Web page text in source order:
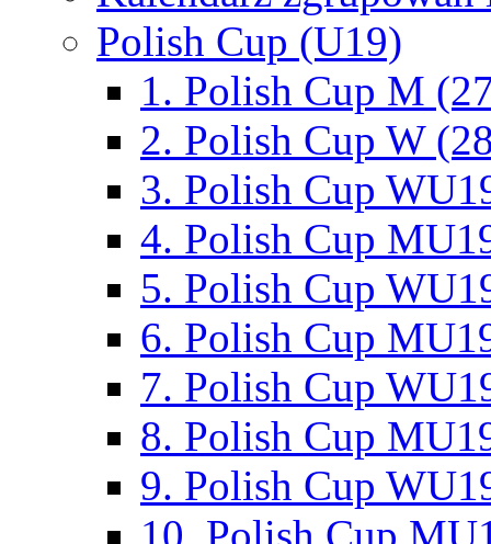
Polish Cup (U19)
1. Polish Cup M
2. Polish Cup W
3. Polish Cup
4. Polish Cup
5. Polish Cup
6. Polish Cup
7. Polish Cup
8. Polish Cup
9. Polish Cup
10. Polish Cup